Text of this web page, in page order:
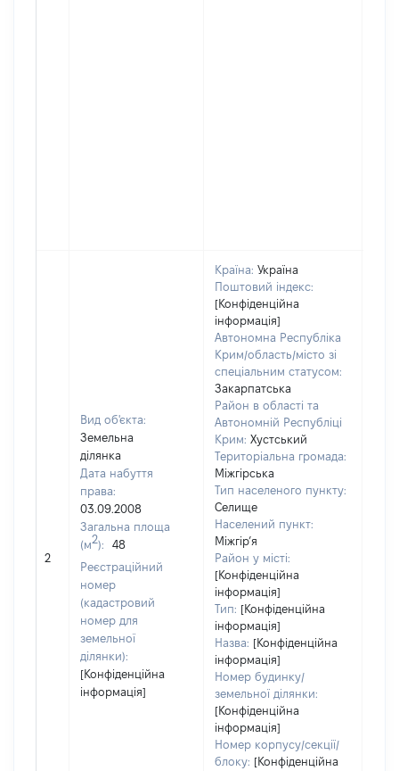
2
Вид об'єкта:
Земельна
ділянка
Дата набуття
права:
03.09.2008
Загальна площа
(м2):
48
Реєстраційний
номер
(кадастровий
номер для
земельної
ділянки):
[Конфіденційна
інформація]
Країна: Україна
Поштовий індекс:
[Конфіденційна
інформація]
Автономна Республіка
Крим/область/місто зі
спеціальним статусом:
Закарпатська
Район в області та
Автономній Республіці
Крим: Хустський
Територіальна громада:
Міжгірська
Тип населеного пункту:
Селище
Населений пункт:
Міжгір’я
Район у місті:
[Конфіденційна
інформація]
Тип: [Конфіденційна
інформація]
Назва: [Конфіденційна
інформація]
Номер будинку/
земельної ділянки:
[Конфіденційна
інформація]
Номер корпусу/секції/
блоку: [Конфіденційна